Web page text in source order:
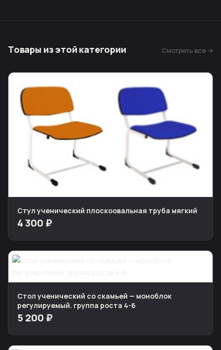
Товары из этой категории Смотреть все →
Стул ученический плоскоовальная труба мягкий
4 300 ₽
Стол ученический со скамьей — моноблок
регулируемый. группа роста 4-6
5 200 ₽